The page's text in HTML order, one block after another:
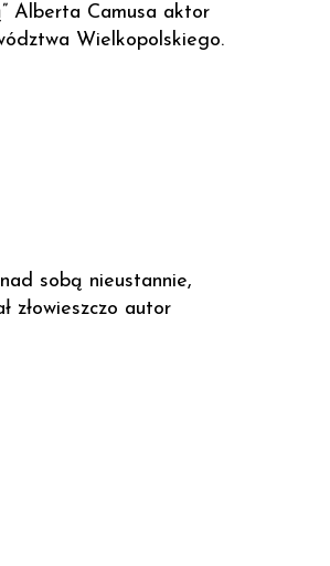
Alberta Camusa aktor
Wielkopolskiego.
sobą nieustannie,
złowieszczo autor